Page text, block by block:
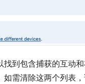
到包含捕获的互动
需清除这两个列表